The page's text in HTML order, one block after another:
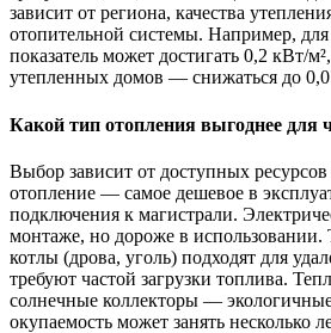
зависит от региона, качества
отопительной системы. Например,
показатель может достигать 0,2 кВт/
утепленных домов — снижаться до
Какой тип отопления выгоднее для
Выбор зависит от доступных
отопление — самое дешевое в
подключения к магистрали.
монтаже, но дороже в использовании.
котлы (дрова, уголь) подходят для
требуют частой загрузки топлива.
солнечные коллекторы —
окупаемость может занять несколько